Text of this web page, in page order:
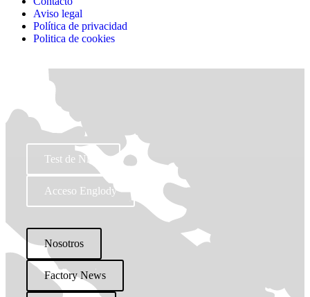
Aviso legal
Política de privacidad
Politica de cookies
Test de Nivel
Acceso Englody
Nosotros
Factory News